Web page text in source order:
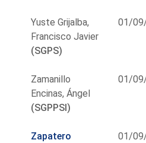
Yuste Grijalba,
Francisco Javier
(SGPS)
01/
Zamanillo
Encinas, Ángel
(SGPPSI)
01/
Zapatero
01/